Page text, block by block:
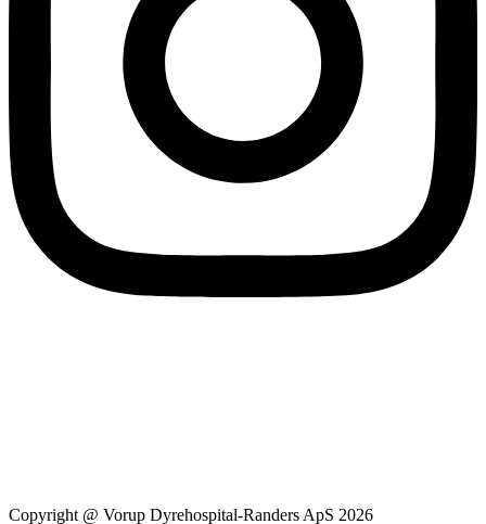
Copyright @ Vorup Dyrehospital-Randers ApS 2026